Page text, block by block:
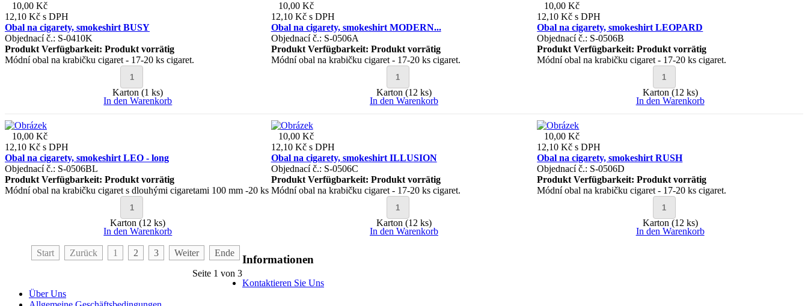
10,00 Kč
12,10 Kč s DPH
Obal na cigarety, smokeshirt BUSY
Objednací č.: S-0410K
Produkt Verfügbarkeit: Produkt vorrätig
Módní obal na krabičku cigaret - 17-20 ks cigaret.
Karton (1 ks)
In den Warenkorb
10,00 Kč
12,10 Kčs DPH
Obal na cigarety, smokeshirt MODERN...
Objednací č.: S-0506A
Produkt Verfügbarkeit: Produkt vorrätig
Módní obal na krabičku cigaret - 17-20 ks cigaret.
Karton (12 ks)
In den Warenkorb
10,00 Kč
12,10 Kč s DPH
Obal na cigarety, smokeshirt LEOPARD
Objednací č.: S-0506B
Produkt Verfügbarkeit:Produkt vorrätig
Módní obal na krabičku cigaret - 17-20 ks cigaret.
Karton (12 ks)
In den Warenkorb
10,00 Kč
12,10 Kč s DPH
Obal na cigarety, smokeshirt LEO - long
Objednací č.: S-0506BL
Produkt Verfügbarkeit: Produkt vorrätig
Módní obal na krabičku cigaret s dlouhými cigaretami 100 mm -20 ks
Karton (12 ks)
In den Warenkorb
10,00 Kč
12,10 Kčs DPH
Obal na cigarety, smokeshirt ILLUSION
Objednací č.: S-0506C
Produkt Verfügbarkeit: Produkt vorrätig
Módní obal na krabičku cigaret - 17-20 ks cigaret.
Karton (12 ks)
In den Warenkorb
10,00 Kč
12,10 Kč s DPH
Obal na cigarety, smokeshirt RUSH
Objednací č.: S-0506D
Produkt Verfügbarkeit:Produkt vorrätig
Módní obal na krabičku cigaret - 17-20 ks cigaret.
Karton (12 ks)
In den Warenkorb
Start Zurück 1 2 3 Weiter
Ende
Seite 1 von 3
Informationen
Kontaktieren Sie Uns
Über Uns